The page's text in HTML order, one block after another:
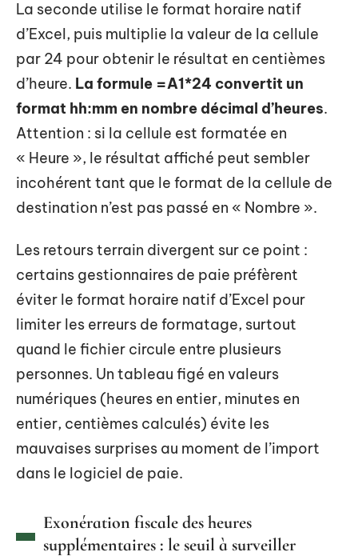
La seconde utilise le format horaire natif
d’Excel, puis multiplie la valeur de la cellule
par 24 pour obtenir le résultat en centièmes
d’heure. La formule =A1*24 convertit un
format hh:mm en nombre décimal d’heures.
Attention : si la cellule est formatée en
« Heure », le résultat affiché peut sembler
incohérent tant que le format de la cellule de
destination n’est pas passé en « Nombre ».
Les retours terrain divergent sur ce point :
certains gestionnaires de paie préfèrent
éviter le format horaire natif d’Excel pour
limiter les erreurs de formatage, surtout
quand le fichier circule entre plusieurs
personnes. Un tableau figé en valeurs
numériques (heures en entier, minutes en
entier, centièmes calculés) évite les
mauvaises surprises au moment de l’import
dans le logiciel de paie.
Exonération fiscale des heures
supplémentaires : le seuil à surveiller